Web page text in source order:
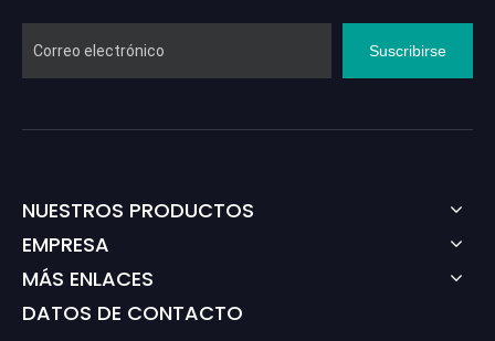
Suscribirse
NUESTROS PRODUCTOS
EMPRESA
MÁS ENLACES
DATOS DE CONTACTO